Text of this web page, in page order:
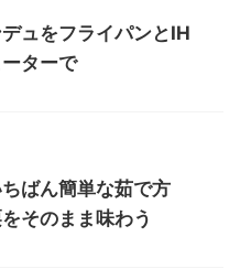
ュをフライパンとIH
ターで
ばん簡単な茹で方
そのまま味わう